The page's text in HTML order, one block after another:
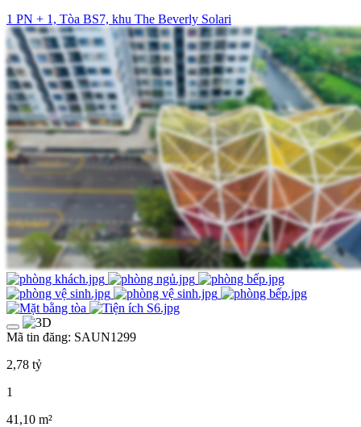
1 PN + 1, Tòa BS7, khu The Beverly Solari
Mã tin đăng: SAUN1299
2,78 tỷ
1
41,10 m²